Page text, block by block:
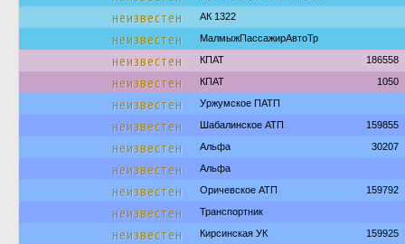
неизвестен АК 1322
неизвестен МалмыжПассажирАвтоТр
неизвестен КПАТ 186558
неизвестен КПАТ 1050
неизвестен Уржумское ПАТП
неизвестен Шабалинское АТП 159855
неизвестен Альфа 30207
неизвестен Альфа
неизвестен Оричевское АТП 159792
неизвестен Транспортник
неизвестен Кирсинская УК 159925